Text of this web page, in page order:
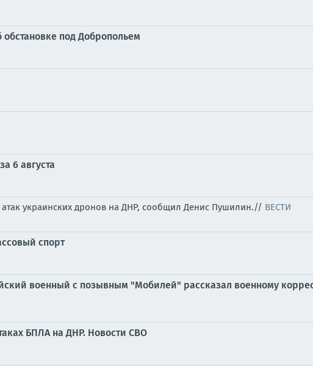
под Добропольем
6 августа
украинских дронов на ДНР, сообщил Денис Пушилин.// ВЕСТИ
спорт
военный с позывным "Мобилей" рассказал военному
БПЛА на ДНР. Новости СВО